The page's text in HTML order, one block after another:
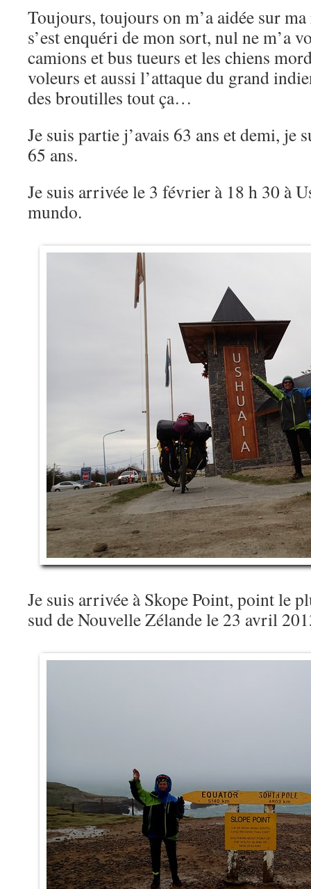
Toujours, toujours on m’a aidée sur
s’est enquéri de mon sort, nul ne m’a
camions et bus tueurs et les chiens
voleurs et aussi l’attaque du grand
des broutilles tout ça…
Je suis partie j’avais 63 ans et demi, je
65 ans.
Je suis arrivée le 3 février à 18 h 30 à
mundo.
Je suis arrivée à Skope Point, point le
sud de Nouvelle Zélande le 23 avril